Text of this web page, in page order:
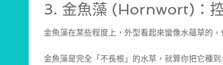
3. 金魚藻 (Hornwort)：
金魚藻在某些程度上，外型看起來蠻像水蘊草的，
金魚藻是完全「不長根」的水草，就算你把它種